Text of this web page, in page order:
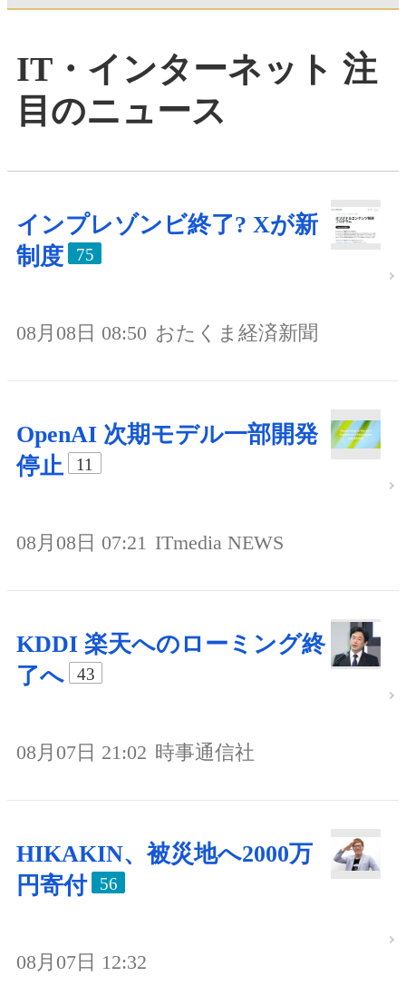
IT・インターネット 注
目のニュース
インプレゾンビ終了? Xが新
制度
75
08月08日 08:50 おたくま経済新聞
OpenAI 次期モデル一部開発
停止
11
08月08日 07:21 ITmedia NEWS
KDDI 楽天へのローミング終
了へ
43
08月07日 21:02 時事通信社
HIKAKIN、被災地へ2000万
円寄付
56
08月07日 12:32